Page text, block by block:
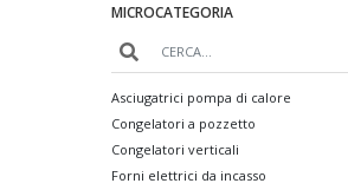
Piani cottura da incasso
MICROCATEGORIA
Asciugatrici pompa di calore
Congelatori a pozzetto
Congelatori verticali
Forni elettrici da incasso